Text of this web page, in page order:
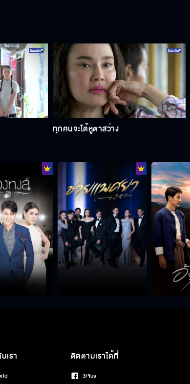
ทุกคนจะได้หูตาสว่าง
เรา ติดตามเราได้ที่
3Plus